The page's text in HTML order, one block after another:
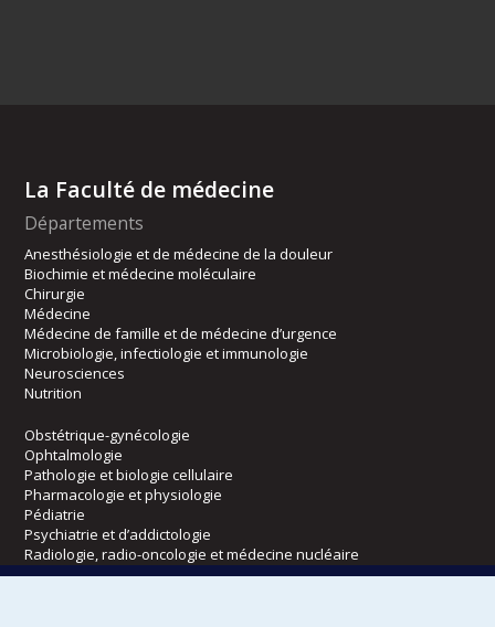
La Faculté de médecine
Départements
Anesthésiologie et de médecine de la douleur
Biochimie et médecine moléculaire
Chirurgie
Médecine
Médecine de famille et de médecine d’urgence
Microbiologie, infectiologie et immunologie
Neurosciences
Nutrition
Obstétrique-gynécologie
Ophtalmologie
Pathologie et biologie cellulaire
Pharmacologie et physiologie
Pédiatrie
Psychiatrie et d’addictologie
Radiologie, radio-oncologie et médecine nucléaire